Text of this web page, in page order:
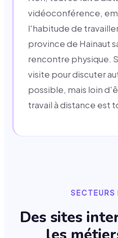
vidéoconférence,
l'habitude de
province de Hainaut
rencontre physique.
visite pour discuter
possible, mais loin
travail à distance est
Des sites